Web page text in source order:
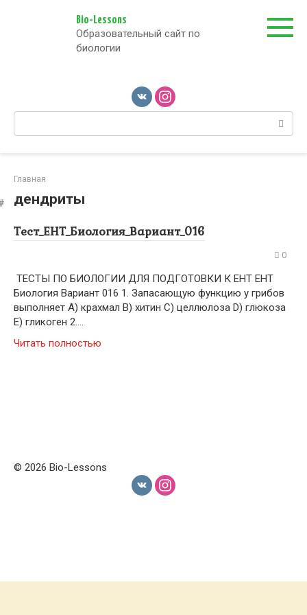
Bio-Lessons
Образовательный сайт по
биологии
Поиск:
Главная
дендриты
Тест_ЕНТ_Биология_Вариант_016
0
ТЕСТЫ ПО БИОЛОГИИ ДЛЯ ПОДГОТОВКИ К ЕНТ ЕНТ
Биология Вариант 016 1. Запасающую функцию у грибов
выполняет A) крахмал B) хитин C) целлюлоза D) глюкоза
E) гликоген 2….
Читать полностью
© 2026 Bio-Lessons